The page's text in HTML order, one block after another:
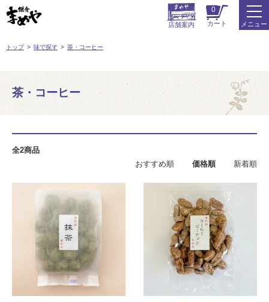
店舗案内
0
カート メニュー
トップ 味で探す 茶・コーヒー
茶・コーヒー
全2商品
おすすめ順
価格順 新着順